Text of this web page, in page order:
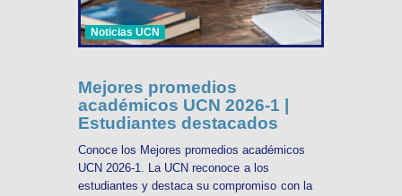
Noticias UCN
Mejores promedios
académicos UCN 2026-1 |
Estudiantes destacados
Conoce los Mejores promedios académicos
UCN 2026-1. La UCN reconoce a los
estudiantes y destaca su compromiso con la